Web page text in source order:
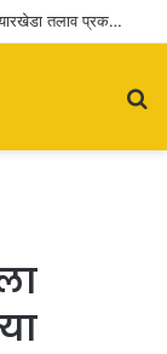
मासे दगावल्याच्या नावाखाली उद्योजकांना नाहक त्रास! मन्यारखेडा तलाव प्रकरण : सखोल चौकशी करण्याची मागणी